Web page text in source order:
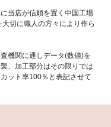
当店が信頼を置く中国工場
切に職人の方々により作ら
機関に通しデータ(数値)を
、加工部分はその限りでは
ット率100％と表記させて